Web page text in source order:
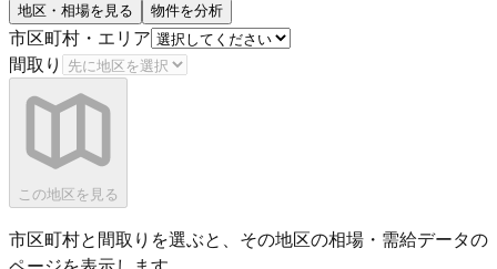
地区・相場を見る 物件を分析
市区町村・エリア
間取り
この地区を見る
市区町村と間取りを選ぶと、その地区の相場・需給データの